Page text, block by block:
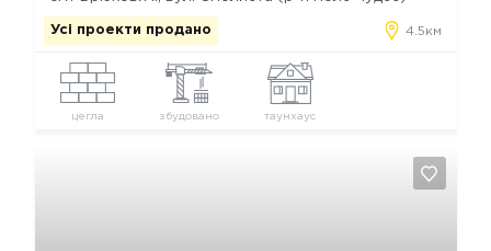
Усі проекти продано 4.5км
цегла збудовано таунхаус